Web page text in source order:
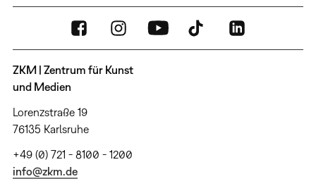
ZKM | Zentrum für Kunst
und Medien
Lorenzstraße 19
76135 Karlsruhe
+49 (0) 721 - 8100 - 1200
info@zkm.de